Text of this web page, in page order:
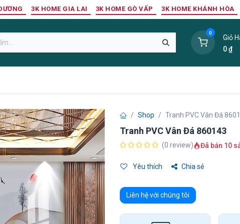
3K HOME GIA LAI 3K HOME GÒ VẤP 3K HOME KHÁNH HÒA
0
Giỏ
0₫
Shop Tranh PVC Vân Đá
Tranh PVC Vân Đá 860143
(0 review) Đã bán 10
Yêu thích Chia sẻ
Liên hệ với chúng tôi